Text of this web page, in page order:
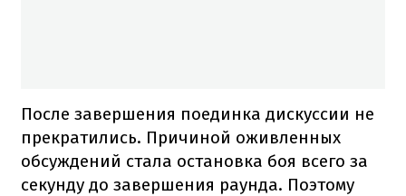
После завершения поединка дискуссии не
прекратились. Причиной оживленных
обсуждений стала остановка боя всего за
секунду до завершения раунда. Поэтому